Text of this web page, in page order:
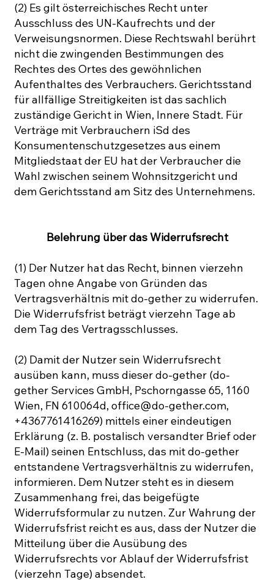
(2) Es gilt österreichisches Recht unter
Ausschluss des UN-Kaufrechts und der
Verweisungsnormen. Diese Rechtswahl berührt
nicht die zwingenden Bestimmungen des
Rechtes des Ortes des gewöhnlichen
Aufenthaltes des Verbrauchers. Gerichtsstand
für allfällige Streitigkeiten ist das sachlich
zuständige Gericht in Wien, Innere Stadt. Für
Verträge mit Verbrauchern iSd des
Konsumentenschutzgesetzes aus einem
Mitgliedstaat der EU hat der Verbraucher die
Wahl zwischen seinem Wohnsitzgericht und
dem Gerichtsstand am Sitz des Unternehmens.
Belehrung über das Widerrufsrecht
(1) Der Nutzer hat das Recht, binnen vierzehn
Tagen ohne Angabe von Gründen das
Vertragsverhältnis mit do-gether zu widerrufen.
Die Widerrufsfrist beträgt vierzehn Tage ab
dem Tag des Vertragsschlusses.
(2) Damit der Nutzer sein Widerrufsrecht
ausüben kann, muss dieser do-gether (do-
gether Services GmbH, Pschorngasse 65, 1160
Wien, FN 610064d, office@do-gether.com,
+4367761416269) mittels einer eindeutigen
Erklärung (z. B. postalisch versandter Brief oder
E-Mail) seinen Entschluss, das mit do-gether
entstandene Vertragsverhältnis zu widerrufen,
informieren. Dem Nutzer steht es in diesem
Zusammenhang frei, das beigefügte
Widerrufsformular zu nutzen. Zur Wahrung der
Widerrufsfrist reicht es aus, dass der Nutzer die
Mitteilung über die Ausübung des
Widerrufsrechts vor Ablauf der Widerrufsfrist
(vierzehn Tage) absendet.